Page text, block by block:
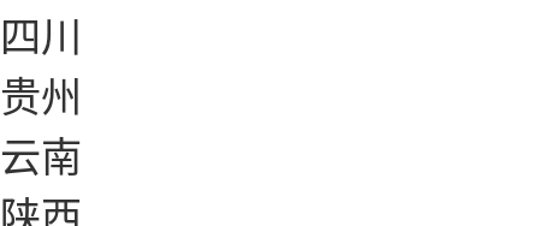
四川
贵州
云南